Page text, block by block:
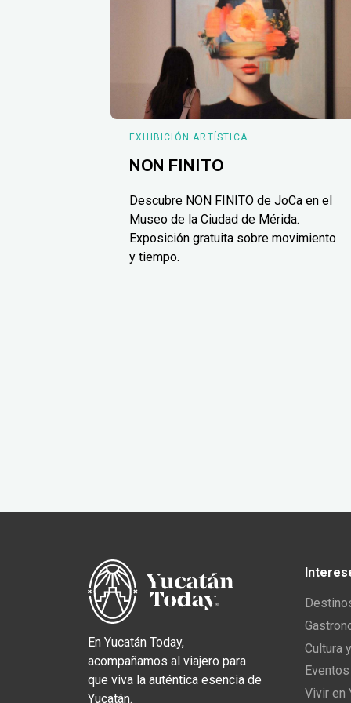
EXHIBICIÓN ARTÍSTICA
NON FINITO
Descubre NON FINITO de JoCa en el
Museo de la Ciudad de Mérida.
Exposición gratuita sobre movimiento
y tiempo.
En Yucatán Today,
acompañamos al viajero para
que viva la auténtica esencia de
Yucatán.
Cultura
Vivir en